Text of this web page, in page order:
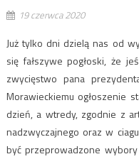
19 czerwca 2020
Już tylko dni dzielą nas od
się fałszywe pogłoski, że
zwycięstwo pana
Morawieckiemu ogłoszenie
dzień, a wtredy, zgodnie z
nadzwyczajnego oraz w
być przeprowadzone